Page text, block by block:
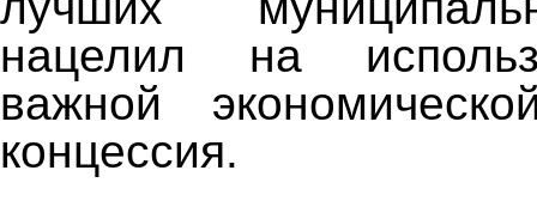
нацелил на
важной
концессия.